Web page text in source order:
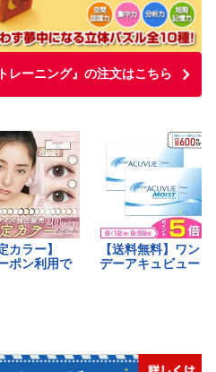
レーニング』の注文はこちら